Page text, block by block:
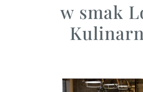
w smak